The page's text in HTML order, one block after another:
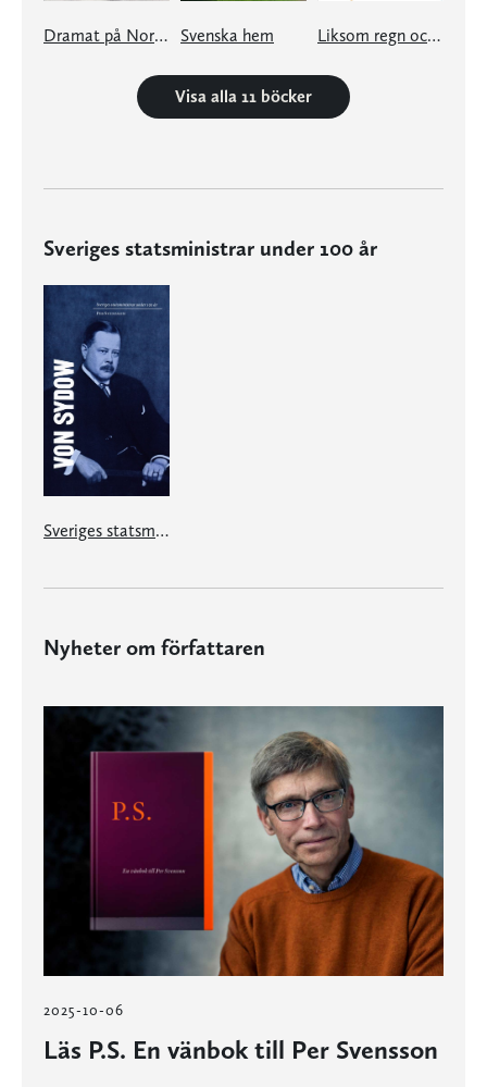
Dramat på Norrmalmstorg Svenska hem Liksom regn och snö - möten med den nya Bibeln
Visa alla 11 böcker
Sveriges statsministrar under 100 år
Sveriges statsministrar under 100 år. Oscar von Sydow
Nyheter om författaren
2025-10-06
Läs P.S. En vänbok till Per Svensson